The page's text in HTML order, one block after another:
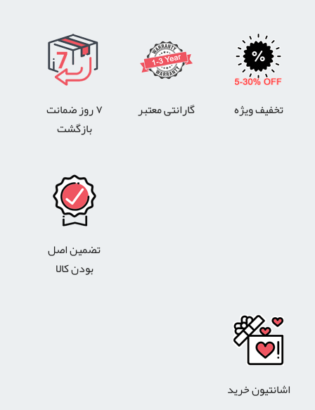
تخفیف ویژه گارانتی معتبر
۷ روز ضمانت
بازگشت
تضمین اصل
بودن کالا
اشانتیون خرید